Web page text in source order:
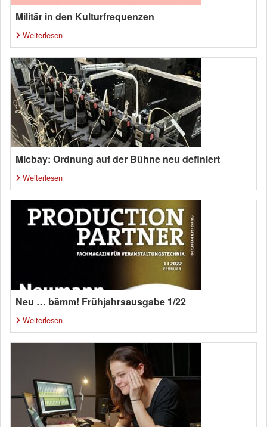
Militär in den Kulturfrequenzen
Weiterlesen
Micbay: Ordnung auf der Bühne neu definiert
Weiterlesen
Neu … bämm! Frühjahrsausgabe 1/22
Weiterlesen